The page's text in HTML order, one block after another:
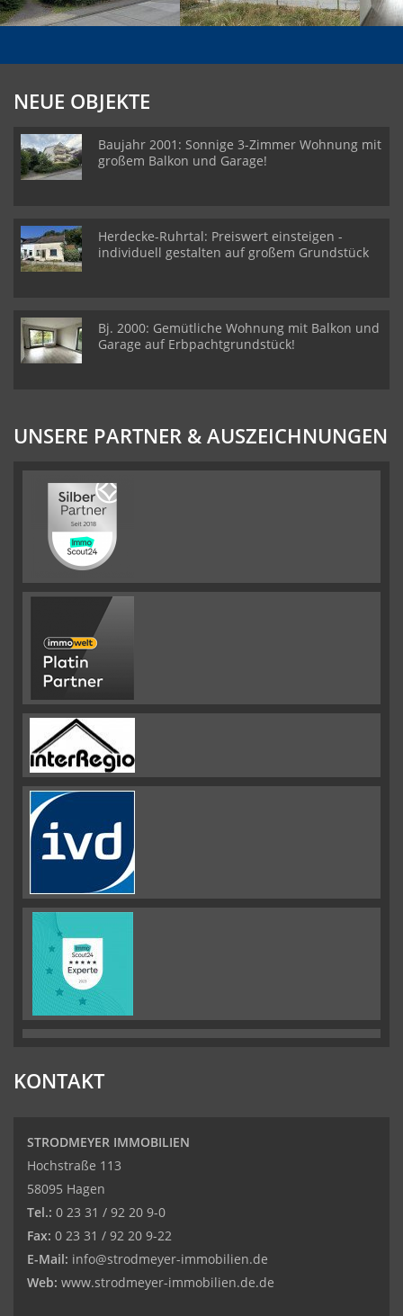
NEUE OBJEKTE
Baujahr 2001: Sonnige 3-Zimmer Wohnung mit
großem Balkon und Garage!
Herdecke-Ruhrtal: Preiswert einsteigen -
individuell gestalten auf großem Grundstück
Bj. 2000: Gemütliche Wohnung mit Balkon und
Garage auf Erbpachtgrundstück!
UNSERE PARTNER & AUSZEICHNUNGEN
KONTAKT
STRODMEYER IMMOBILIEN
Hochstraße 113
58095 Hagen
Tel.: 0 23 31 / 92 20 9-0
Fax: 0 23 31 / 92 20 9-22
E-Mail: info@strodmeyer-immobilien.de
Web: www.strodmeyer-immobilien.de.de